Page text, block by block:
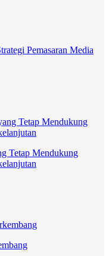
Pemasaran Media
Tetap Mendukung